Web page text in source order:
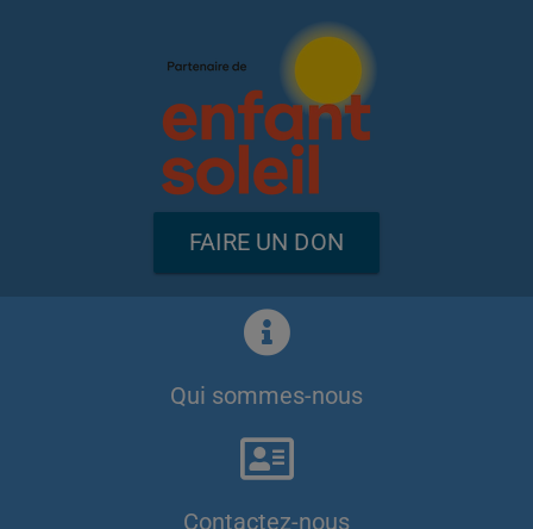
FAIRE UN DON
Qui sommes-nous
Contactez-nous